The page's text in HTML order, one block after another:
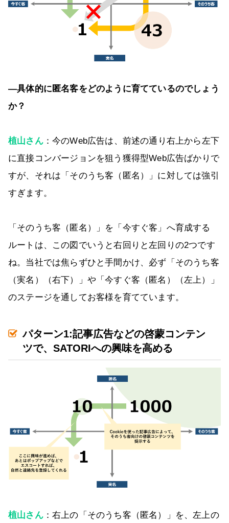
―具体的に匿名客をどのように育てているのでしょう
か？
植山さん：今のWeb広告は、前述の通り右上から左下
に直接コンバージョンを狙う獲得型Web広告ばかりで
すが、それは「そのうち客（匿名）」に対しては強引
すぎます。
「そのうち客（匿名）」を「今すぐ客」へ育成する
ルートは、この図でいうと右回りと左回りの2つです
ね。当社では焦らずひと手間かけ、必ず「そのうち客
（実名）（右下）」や「今すぐ客（匿名）（左上）」
のステージを通してお客様を育てています。
パターン1:記事広告などの啓蒙コンテン
ツで、SATORIへの興味を高める
植山さん：右上の「そのうち客（匿名）」を、左上の